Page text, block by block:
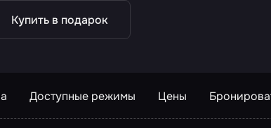
Купить в подарок
Доступные режимы Цены